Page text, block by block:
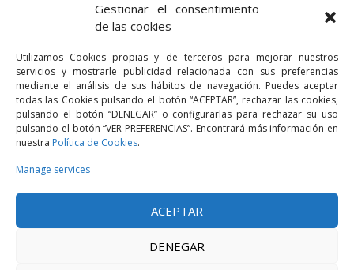
Gestionar el consentimiento
de las cookies
Utilizamos Cookies propias y de terceros para mejorar nuestros
servicios y mostrarle publicidad relacionada con sus preferencias
mediante el análisis de sus hábitos de navegación. Puedes aceptar
todas las Cookies pulsando el botón “ACEPTAR”, rechazar las cookies,
pulsando el botón “DENEGAR” o configurarlas para rechazar su uso
pulsando el botón “VER PREFERENCIAS”. Encontrará más información en
nuestra Política de Cookies.
Manage services
ACEPTAR
DENEGAR
Via Augusta 2 bis, 3º, 08006 Barcelona
bcn@bellavistalegal.eu
GRANOLLERS
C/ Sant Jaume, 16 1r, 08401 Granollers (Bcn)
+34 93 860 39 60
grn@bellavistalegal.eu
MADRID
C/ Serrano 114, 2º izq. 28006 Madrid.
+34 91 431 98 21 | +34 91 431 98 95
mad@bellavistalegal.eu